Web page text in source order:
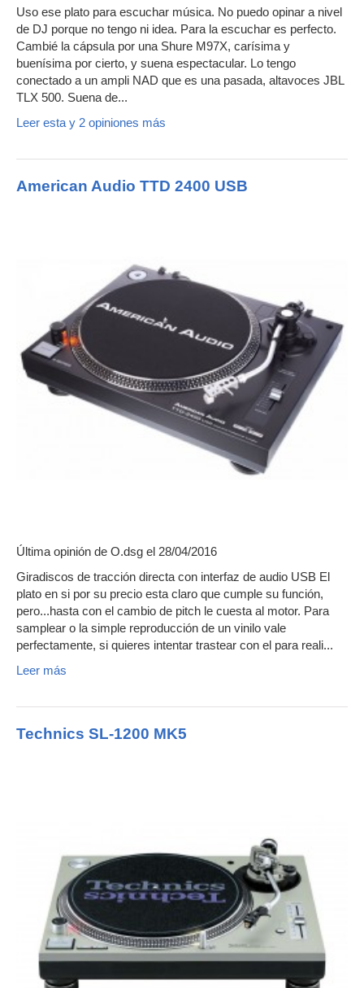
Uso ese plato para escuchar música. No puedo opinar a nivel
de DJ porque no tengo ni idea. Para la escuchar es perfecto.
Cambié la cápsula por una Shure M97X, carísima y
buenísima por cierto, y suena espectacular. Lo tengo
conectado a un ampli NAD que es una pasada, altavoces JBL
TLX 500. Suena de...
Leer esta y 2 opiniones más
American Audio TTD 2400 USB
Última opinión de O.dsg el 28/04/2016
Giradiscos de tracción directa con interfaz de audio USB El
plato en si por su precio esta claro que cumple su función,
pero...hasta con el cambio de pitch le cuesta al motor. Para
samplear o la simple reproducción de un vinilo vale
perfectamente, si quieres intentar trastear con el para reali...
Leer más
Technics SL-1200 MK5